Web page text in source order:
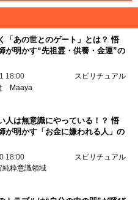
「あの世とのゲート」とは？ 悟
が明かす“先祖霊・供養・金運”の
18:00
スピリチュアル
Maaya
人は無意識にやっている！？ 悟
が明かす「お金に嫌われる人」の
18:00
スピリチュアル
純粋意識領域